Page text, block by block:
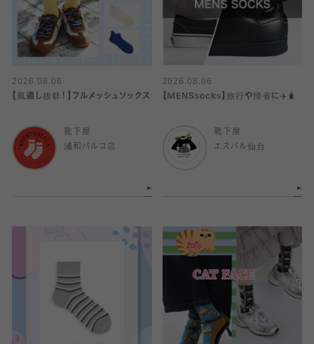
2026.08.06
【風通し抜群！】フルメッシュソックス
靴下屋
浦和パルコ店
2026.08.06
【MENSsocks】旅行や帰省に✈️🧳
靴下屋
エスパル仙台